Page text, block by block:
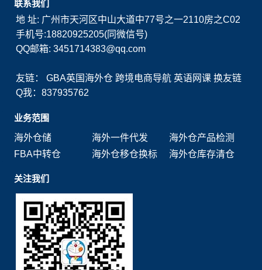
联系我们
地 址: 广州市天河区中山大道中77号之一2110房之C02
手机号:18820925205(同微信号)
QQ邮箱: 3451714383@qq.com
友链：GBA英国海外仓 跨境电商导航 英语网课 换友链
Q我：837935762
业务范围
海外仓储
海外一件代发
海外仓产品检测
FBA中转仓
海外仓移仓换标 海外仓库存清仓
关注我们